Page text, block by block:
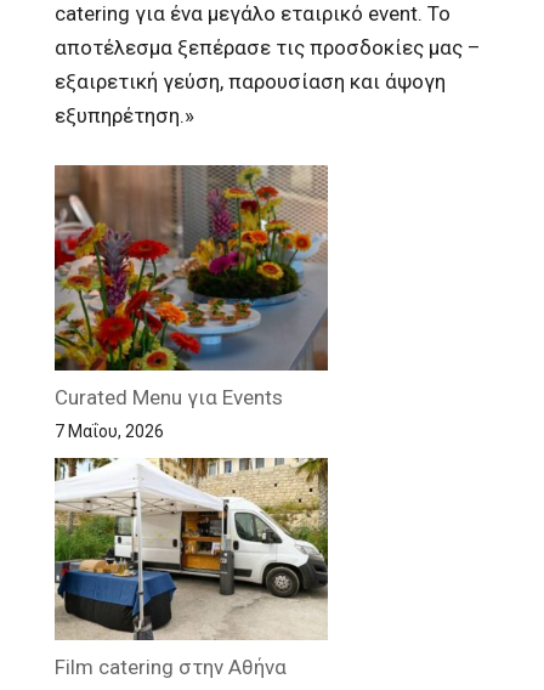
catering για ένα μεγάλο εταιρικό event. Το
αποτέλεσμα ξεπέρασε τις προσδοκίες μας –
εξαιρετική γεύση, παρουσίαση και άψογη
εξυπηρέτηση.»
Curated Menu για Events
7 Μαΐου, 2026
Film catering στην Αθήνα